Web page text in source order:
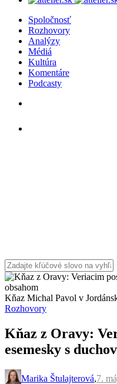
Spoločnosť
Rozhovory
Analýzy
Médiá
Kultúra
Komentáre
Podcasty
Kňaz Michal Pavol v
Rozhovory
Kňaz z Oravy:
esemesky s
Marika Štulajterová,7.